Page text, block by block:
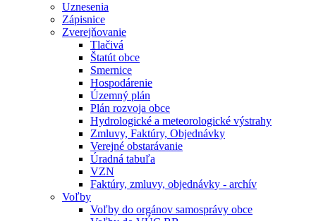
Uznesenia
Zápisnice
Zverejňovanie
Tlačivá
Štatút obce
Smernice
Hospodárenie
Územný plán
Plán rozvoja obce
Hydrologické a meteorologické výstrahy
Zmluvy, Faktúry, Objednávky
Verejné obstarávanie
Úradná tabuľa
VZN
Faktúry, zmluvy, objednávky - archív
Voľby
Voľby do orgánov samosprávy obce